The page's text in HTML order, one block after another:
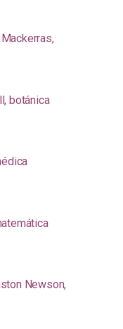
botánica
Newson,